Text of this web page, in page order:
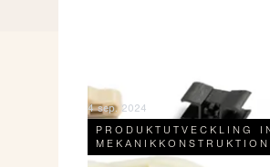
4 sep. 2024
PRODUKTUTVECKLING
MEKANIKKONSTRUKTION